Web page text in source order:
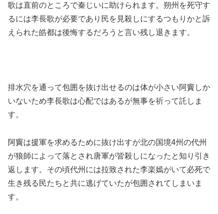
歌は直前のところで秦じいに助けられます。朔州を死守す
るには李長歌が必要であり民を見殺しにするつもりかと訴
えられた皓都は後悔するだろうと言い残し退きます。
排水穴を通って包囲を抜け出せるのは体が小さい阿竇しか
いないため李長歌は心配ではあるが無事を祈って託しま
す。
阿竇は援軍を求めるために抜け出すが北の国境4州の代州
が狼師によって落とされ唐軍が皆殺しになったと知り引き
返します。その頃代州には拉致された李楽嫣がいて必死で
生き残る民たちと共に逃げていたが包囲されてしまいま
す。